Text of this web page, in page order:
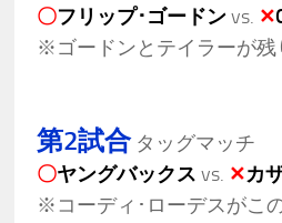
〇フリップ･ゴードンvs. ✕
※ゴードンとテイラーが残
第2試合タッグマッチ
〇ヤングバックス vs. ✕カ
※コーディ･ローデスがこ